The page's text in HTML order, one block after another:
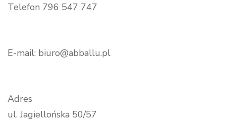
Telefon 796 547 747
E-mail: biuro@abballu.pl
Adres
ul. Jagiellońska 50/57